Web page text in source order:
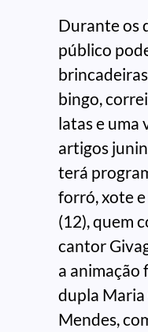
Durante os
público
bingo,
latas e uma
artigos
terá
forró, xote
(12), quem
cantor
a animação
dupla Maria
Mendes,